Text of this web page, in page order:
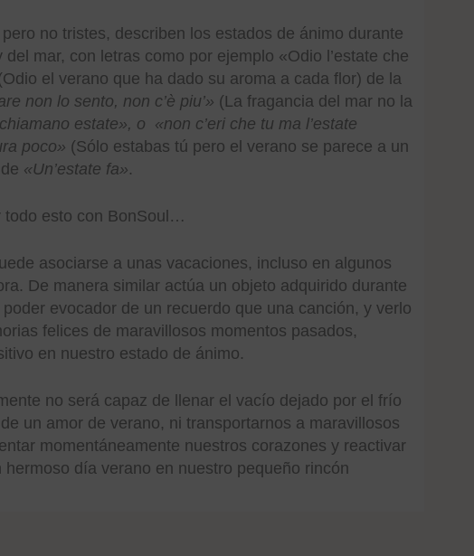
no tristes, describen los estados de ánimo durante
mar, con letras como por ejemplo «Odio l’estate che
el verano que ha dado su aroma a cada flor) de la
non lo sento, non c’è piu’» (La fragancia del mar no la
estate», o «non c’eri che tu ma l’estate
poco» (Sólo estabas tú pero el verano se parece a un
«Un’estate fa».
todo esto con BonSoul…
asociarse a unas vacaciones, incluso en algunos
De manera similar actúa un objeto adquirido durante
evocador de un recuerdo que una canción, y verlo
felices de maravillosos momentos pasados,
en nuestro estado de ánimo.
no será capaz de llenar el vacío dejado por el frío
un amor de verano, ni transportarnos a maravillosos
momentáneamente nuestros corazones y reactivar
día verano en nuestro pequeño rincón